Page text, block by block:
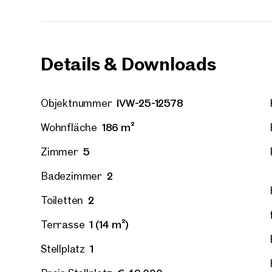
Details & Downloads
Objektnummer IVW-25-12578
Wohnfläche 186 m²
Zimmer 5
Badezimmer 2
Toiletten 2
Terrasse 1 (14 m²)
Stellplatz 1
E-
Ich
Ich
E-